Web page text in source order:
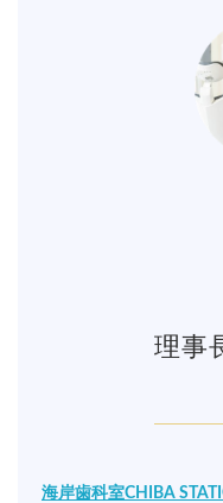
理事
海岸歯科室CHIBA